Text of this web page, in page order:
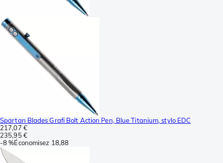
Spartan Blades Grafi Bolt Action Pen, Blue Titanium, stylo EDC
217,07 €
235,95 €
-8 %Économisez 18,88